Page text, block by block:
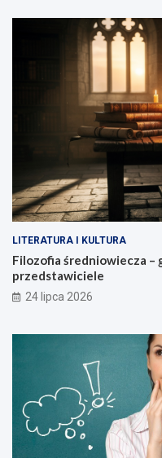
LITERATURA I KULTURA
Filozofia średniowiecza –
przedstawiciele
24 lipca 2026